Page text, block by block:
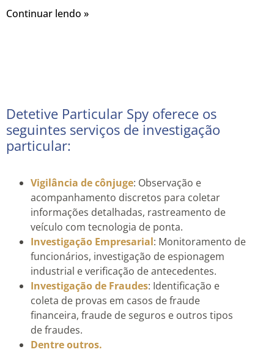
Continuar lendo »
Detetive Particular Spy oferece os
seguintes serviços de investigação
particular:
Vigilância de cônjuge: Observação e
acompanhamento discretos para coletar
informações detalhadas, rastreamento de
veículo com tecnologia de ponta.
Investigação Empresarial: Monitoramento de
funcionários, investigação de espionagem
industrial e verificação de antecedentes.
Investigação de Fraudes: Identificação e
coleta de provas em casos de fraude
financeira, fraude de seguros e outros tipos
de fraudes.
Dentre outros.